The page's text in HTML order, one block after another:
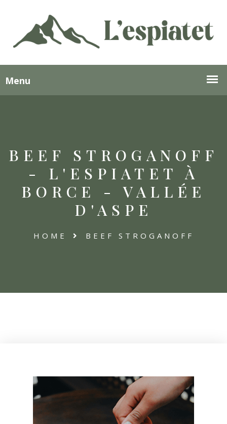
BEEF STROGANOFF
- L'ESPIATET À
BORCE - VALLÉE
D'ASPE
HOME BEEF STROGANOFF